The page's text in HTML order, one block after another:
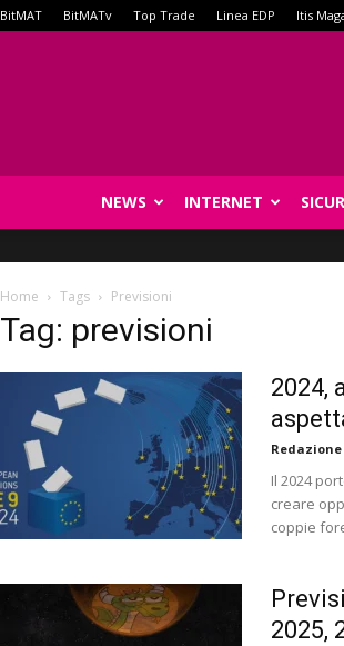
BitMAT BitMATv Top Trade Linea EDP Itis
NEWS INTERNET
Home Tags Previsioni
Tag: previsioni
2024,
Il 2024
creare
coppie
2025,